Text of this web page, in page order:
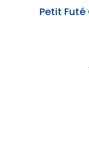
Petit